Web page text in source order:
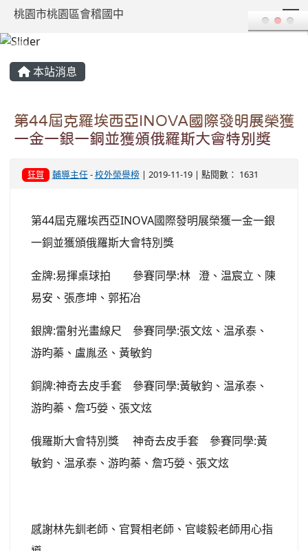
桃園市桃園區會稽國中
本站消息
第44屆克羅埃西亞INOVA國際發明展榮獲
一金一銀一銅並獲頒俄羅斯大會特別獎
狂賀 輔導主任-校外榮譽榜| 2019-11-19 | 點閱數： 1631
第44屆克羅埃西亞INOVA國際發明展榮獲一金一銀
一銅並獲頒俄羅斯大會特別獎
金牌:易揮桌球拍 參賽同學:林 澄、温宸立、陳
易安、張彥坤、郭拓冶
銀牌:雷射光畫線尺 參賽同學:張文炫、温承泰、
游昀蓁、盧胤丞、黃敏鈞
銅牌:神奇去皮手套 參賽同學:黃敏鈞、温承泰、
游昀蓁、詹巧嫈、張文炫
俄羅斯大會特別獎 神奇去皮手套 參賽同學:黃
敏鈞、温承泰、游昀蓁、詹巧嫈、張文炫
感謝林先釧老師、官賢相老師、官峻毅老師用心指